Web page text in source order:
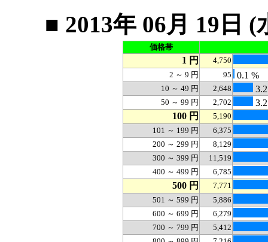
■ 2013年 06月 19日
価格帯
1 円 4,750
2 ～ 9 円 95 0.1 %
10 ～ 49 円 2,648
50 ～ 99 円 2,702
100 円
5,190
101 ～ 199 円
6,375
200 ～ 299 円
8,129
300 ～ 399 円
11,519
400 ～ 499 円
6,785
500 円
7,771
501 ～ 599 円
5,886
600 ～ 699 円
6,279
700 ～ 799 円
5,412